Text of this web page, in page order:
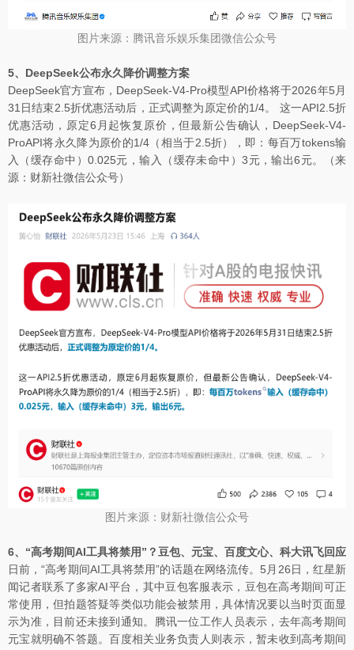
图片来源：腾讯音乐娱乐集团微信公众号
5、DeepSeek公布永久降价调整方案
DeepSeek官方宣布，DeepSeek-V4-Pro模型API价格将于2026年5月
31日结束2.5折优惠活动后，正式调整为原定价的1/4。 这一API2.5折
优惠活动，原定6月起恢复原价，但最新公告确认，DeepSeek-V4-
ProAPI将永久降为原价的1/4（相当于2.5折），即：每百万tokens输
入（缓存命中）0.025元，输入（缓存未命中）3元，输出6元。（来
源：财新社微信公众号）
图片来源：财新社微信公众号
6、“高考期间AI工具将禁用”？豆包、元宝、百度文心、科大讯飞回应
日前，“高考期间AI工具将禁用”的话题在网络流传。5月26日，红星新
闻记者联系了多家AI平台，其中豆包客服表示，豆包在高考期间可正
常使用，但拍题答疑等类似功能会被禁用，具体情况要以当时页面显
示为准，目前还未接到通知。腾讯一位工作人员表示，去年高考期间
元宝就明确不答题。百度相关业务负责人则表示，暂未收到高考期间